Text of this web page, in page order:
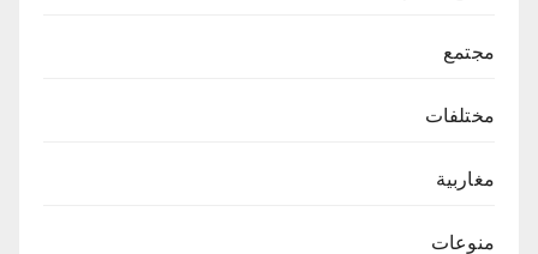
مجتمع
مختلفات
مغاربية
منوعات